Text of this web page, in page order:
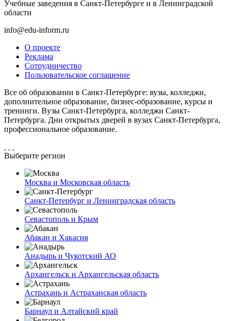
Учебные заведения в Санкт-Петербурге и в Ленинградской
области
info@edu-inform.ru
О проекте
Реклама
Сотрудничество
Пользовательское соглашение
Все об образовании в Санкт-Петербурге: вузы, колледжи,
дополнительное образование, бизнес-образование, курсы и
тренинги. Вузы Санкт-Петербурга, колледжи Санкт-
Петербурга. Дни открытых дверей в вузах Санкт-Петербурга,
профессиональное образование.
Выберите регион
Москва и Московская область
Санкт-Петербург и Ленинградская область
Севастополь и Крым
Абакан и Хакасия
Анадырь и Чукотский АО
Архангельск и Архангельская область
Астрахань и Астраханская область
Барнаул и Алтайский край